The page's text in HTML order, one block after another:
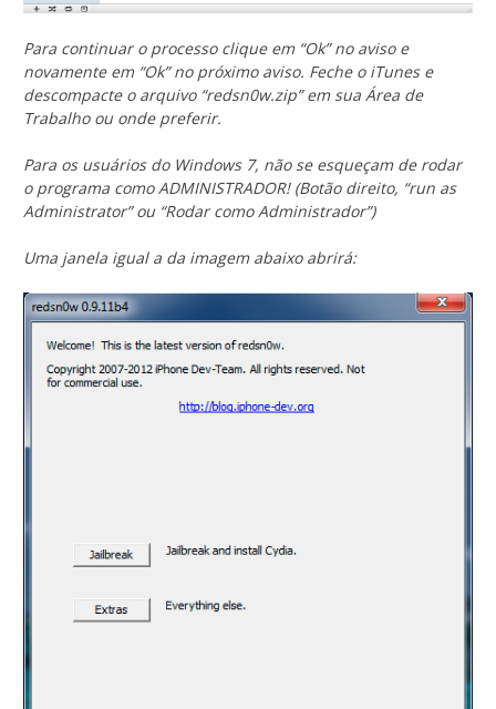
Para continuar o processo clique em “Ok” no aviso e
novamente em “Ok” no próximo aviso. Feche o iTunes e
descompacte o arquivo “redsn0w.zip” em sua Área de
Trabalho ou onde preferir.
Para os usuários do Windows 7, não se esqueçam de rodar
o programa como ADMINISTRADOR! (Botão direito, “run as
Administrator” ou “Rodar como Administrador”)
Uma janela igual a da imagem abaixo abrirá: